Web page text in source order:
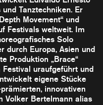
Tanztechniken. Er
Movement“ und
Festivals weltweit. Im
Solo
durch Europa, Asien und
Produktion „Brace“
uraufgeführt und
eigene Stücke
innovativen
Volker Bertelmann alias